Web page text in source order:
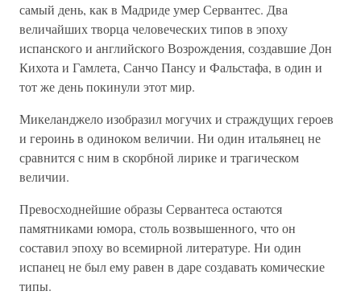
самый день, как в Мадриде умер Сервантес. Два
величайших творца человеческих типов в эпоху
испанского и английского Возрождения, создавшие Дон
Кихота и Гамлета, Санчо Пансу и Фальстафа, в один и
тот же день покинули этот мир.
Микеланджело изобразил могучих и страждущих героев
и героинь в одиноком величии. Ни один итальянец не
сравнится с ним в скорбной лирике и трагическом
величии.
Превосходнейшие образы Сервантеса остаются
памятниками юмора, столь возвышенного, что он
составил эпоху во всемирной литературе. Ни один
испанец не был ему равен в даре создавать комические
типы.